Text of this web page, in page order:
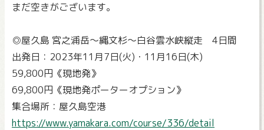
まだ空きがございます。
◎屋久島 宮之浦岳～縄文杉～白谷雲水峡縦走 4日間
出発日：2023年11月7日(火)・11月16日(木)
59,800円《現地発》
69,800円《現地発ポーターオプション》
集合場所：屋久島空港
https://www.yamakara.com/course/336/detail